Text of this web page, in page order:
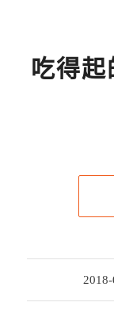
吃得起
/